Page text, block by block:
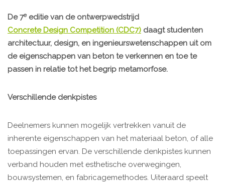
De 7eeditie van de ontwerpwedstrijd
Concrete Design Competition (CDC7) daagt studenten
architectuur, design, en ingenieurswetenschappen uit om
de eigenschappen van beton te verkennen en toe te
passen in relatie tot het begrip metamorfose.
Verschillende denkpistes
Deelnemers kunnen mogelijk vertrekken vanuit de
inherente eigenschappen van het materiaal beton, of alle
toepassingen ervan. De verschillende denkpistes kunnen
verband houden met esthetische overwegingen,
bouwsystemen, en fabricagemethodes. Uiteraard speelt